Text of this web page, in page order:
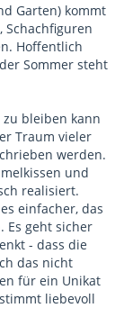
Garten) kommt
, Schachfiguren
Hoffentlich
Sommer steht
bleiben kann
Traum vieler
werden.
und
realisiert.
einfacher, das
Es geht sicher
- dass die
das nicht
für ein Unikat
liebevoll